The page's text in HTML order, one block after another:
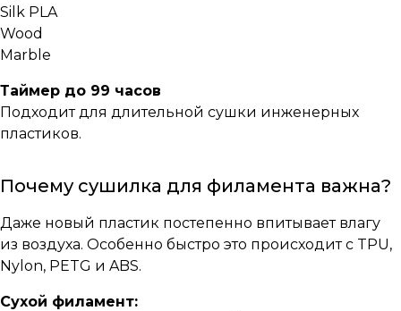
Silk PLA
Wood
Marble
Таймер до 99 часов
Подходит для длительной сушки инженерных
пластиков.
Почему сушилка для филамента важна?
Даже новый пластик постепенно впитывает влагу
из воздуха. Особенно быстро это происходит с TPU,
Nylon, PETG и ABS.
Сухой филамент: